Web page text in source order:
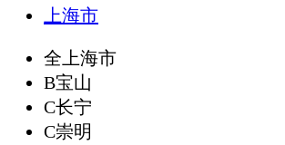
上海市
全上海市
B宝山
C长宁
C崇明